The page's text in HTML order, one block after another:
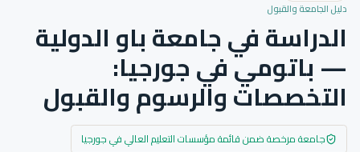
دليل الجامعة والقبول
الدراسة في جامعة باو الدولية
— باتومي في جورجيا:
التخصصات والرسوم والقبول
جامعة مرخصة ضمن قائمة مؤسسات التعليم العالي في جورجيا